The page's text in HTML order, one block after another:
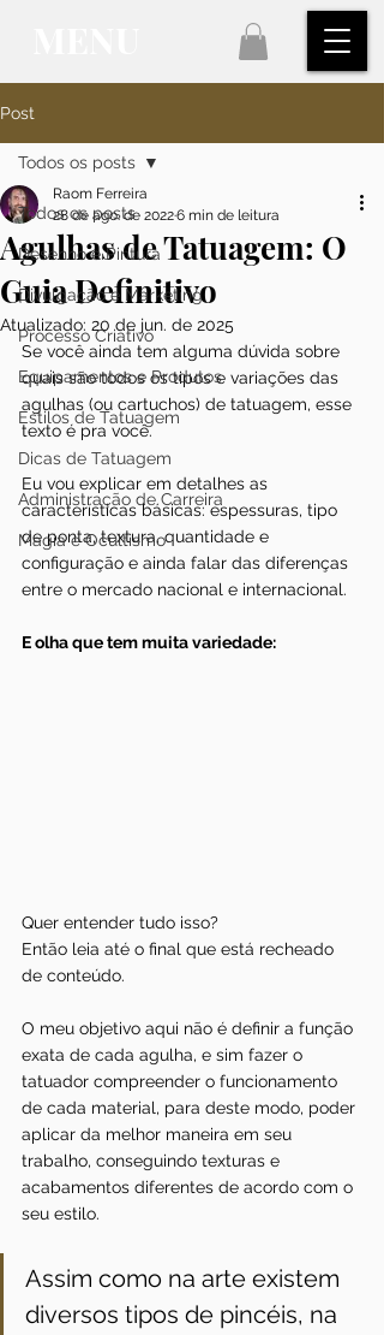
Post
Todos os posts
Desenho e Pintura
Divulgação e Marketing
Processo Criativo
Equipamentos e Produtos
Estilos de Tatuagem
Dicas de Tatuagem
Administração de Carreira
Magia e Ocultismo
Todos os posts
Agulhas de Tatuagem: O
Guia Definitivo
Raom Ferreira
28 de ago. de 20226 min de leitura
Atualizado: 20 de jun. de 2025
Se você ainda tem alguma dúvida sobre
quais são todos os tipos e variações das
agulhas (ou cartuchos) de tatuagem, esse
texto é pra você.
Eu vou explicar em detalhes as
características básicas: espessuras, tipo
de ponta, textura, quantidade e
configuração e ainda falar das diferenças
entre o mercado nacional e internacional.
E olha que tem muita variedade:
Quer entender tudo isso?
Então leia até o final que está recheado
de conteúdo.
O meu objetivo aqui não é definir a função
exata de cada agulha, e sim fazer o
tatuador compreender o funcionamento
de cada material, para deste modo, poder
aplicar da melhor maneira em seu
trabalho, conseguindo texturas e
acabamentos diferentes de acordo com o
seu estilo.
Assim como na arte existem
diversos tipos de pincéis, na